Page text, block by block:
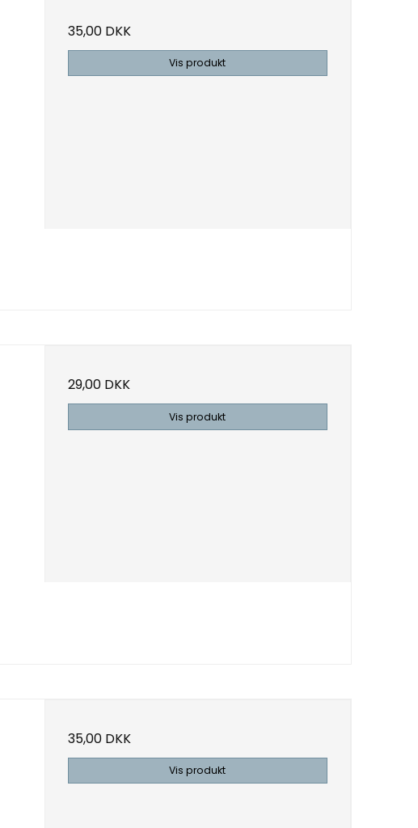
35,00 DKK
Vis produkt
29,00 DKK
Vis produkt
35,00 DKK
Vis produkt